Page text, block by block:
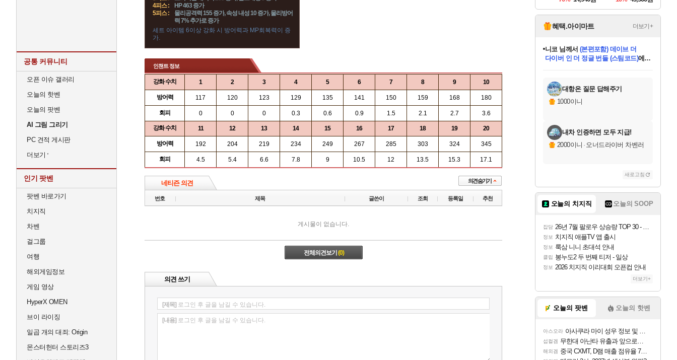
공통 커뮤니티
오픈 이슈 갤러리
오늘의 핫벤
오늘의 팟벤
AI 그림 그리기
PC 견적 게시판
더보기
인기 팟벤
팟벤 바로가기
치지직
차벤
걸그룹
여행
해외게임정보
게임 영상
HyperX OMEN
브이 라이징
일곱 개의 대죄: Origin
몬스터헌터 스토리즈3
4피스 :
HP 463 증가
5피스 :
물리공격력 155 증가, 속성 내성 10 증가, 물리방어
력 7% 추가로 증가
세트 아이템 6이상 강화 시 방어력과 MP회복력이 증
가.
인챈트 정보
강화 수치 1 2 3 4 5 6 7 8 9 10
방어력 117 120 123 129 135 141 150 159 168 180
회피 0 0 0 0.3 0.6 0.9 1.5 2.1 2.7 3.6
강화 수치 11 12 13 14 15 16 17 18 19 20
방어력 192 204 219 234 249 267 285 303 324 345
회피 4.5 5.4 6.6 7.8 9 10.5 12 13.5 15.3 17.1
네티즌 의견
번호 제목 글쓴이 조회 등록일 추천
게시물이 없습니다.
전체의견보기 (0)
의견 쓰기
[제목] 로그인 후 글을 남길 수 있습니다.
[내용] 로그인 후 글을 남길 수 있습니다.
혜택.아이마트 더보기+
교환.
당첨되셨습니다.
니코님께서 (본편포함) 데이브 더
다이버 인 더 정글 번들 (스팀코드)에
당첨되셨습니다.
당첨되셨습니다.
당첨되셨습니다.
당첨되셨습니다.
당첨되셨습니다.
에디션 (스팀코드)를 교환.
당첨되셨습니다.
대항온 질문 답해주기
1000이니
내차 인증하면 모두 지급!
2000이니 · 오너드라이버 차벤러
새로고침
오늘의 치지직 오늘의 SOOP
잡담 26년 7월 팔로우 상승량 TOP 30 - 월간 치지직
정보 치지직 애플TV 앱 출시
정보 룩삼 니니 초대석 안내
클립 봉누도2 두 번째 티저 - 일상
정보 2026 치지직 이리대회 오픈컵 안내
더보기+
오늘의 팟벤 오늘의 핫벤
아스오라 아사쿠라 마이 성우 정보 및 주요 필모
섭컬겜 무한대 아난타 유출과 앞으로의 예상 (루머)
해외겜 중국 CXMT, D램 매출 점유율 7%…글로벌 4위로 부상